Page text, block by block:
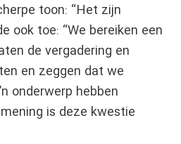
toon: “Het zijn
ook toe: “We bereiken een
de vergadering en
en zeggen dat we
onderwerp hebben
is deze kwestie